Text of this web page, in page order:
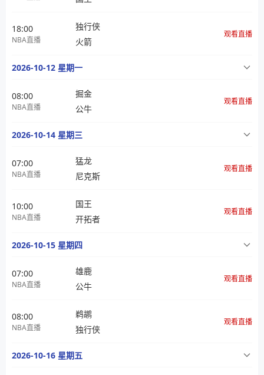
18:00
NBA直播
独行侠
火箭
观看直播
2026-10-12 星期一
08:00
NBA直播
掘金
公牛
观看直播
2026-10-14 星期三
07:00
NBA直播
猛龙
尼克斯
观看直播
10:00
NBA直播
国王
开拓者
观看直播
2026-10-15 星期四
07:00
NBA直播
雄鹿
公牛
观看直播
08:00
NBA直播
鹈鹕
独行侠
观看直播
2026-10-16 星期五